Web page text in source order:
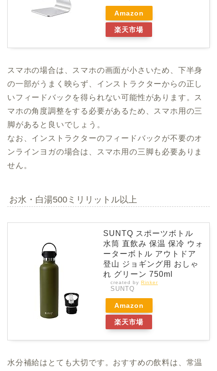
Amazon
楽天市場
スマホの場合は、スマホの画面が小さいため、下半身
の一部がうまく映らず、インストラクターからの正し
いフィードバックを得られない可能性があります。ス
マホの角度調整をする必要があるため、スマホ用の三
脚があると良いでしょう。
なお、インストラクターのフィードバックが不要のオ
ンラインヨガの場合は、スマホ用の三脚も必要ありま
せん。
お水・白湯500ミリリットル以上
SUNTQ スポーツボトル
水筒 直飲み 保温 保冷 ウォ
ーターボトル アウトドア
登山 ジョギング用 おしゃ
れ グリーン 750ml
created by Rinker
SUNTQ
Amazon
楽天市場
水分補給はとても大切です。おすすめの飲料は、常温